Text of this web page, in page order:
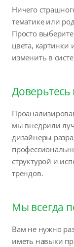
Ничего
тематике или
Просто
цвета, картинки
изменить в
мы внедрили
дизайнеры
структурой и
трендов.
Мы всегда
Вам не нужно
иметь навыки